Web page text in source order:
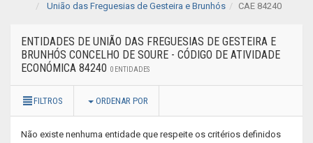
União das Freguesias de Gesteira e Brunhós
CAE 84240
ENTIDADES DE UNIÃO DAS FREGUESIAS DE GESTEIRA E
BRUNHÓS CONCELHO DE SOURE - CÓDIGO DE ATIVIDADE
ECONÓMICA 84240 0 ENTIDADES
FILTROS ORDENAR POR
Não existe nenhuma entidade que respeite os critérios definidos